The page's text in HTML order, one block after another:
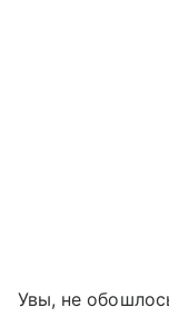
Увы, не